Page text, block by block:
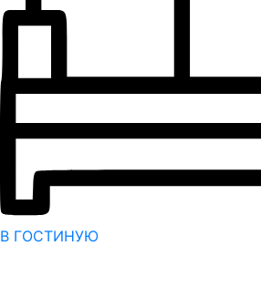
В ГОСТИНУЮ